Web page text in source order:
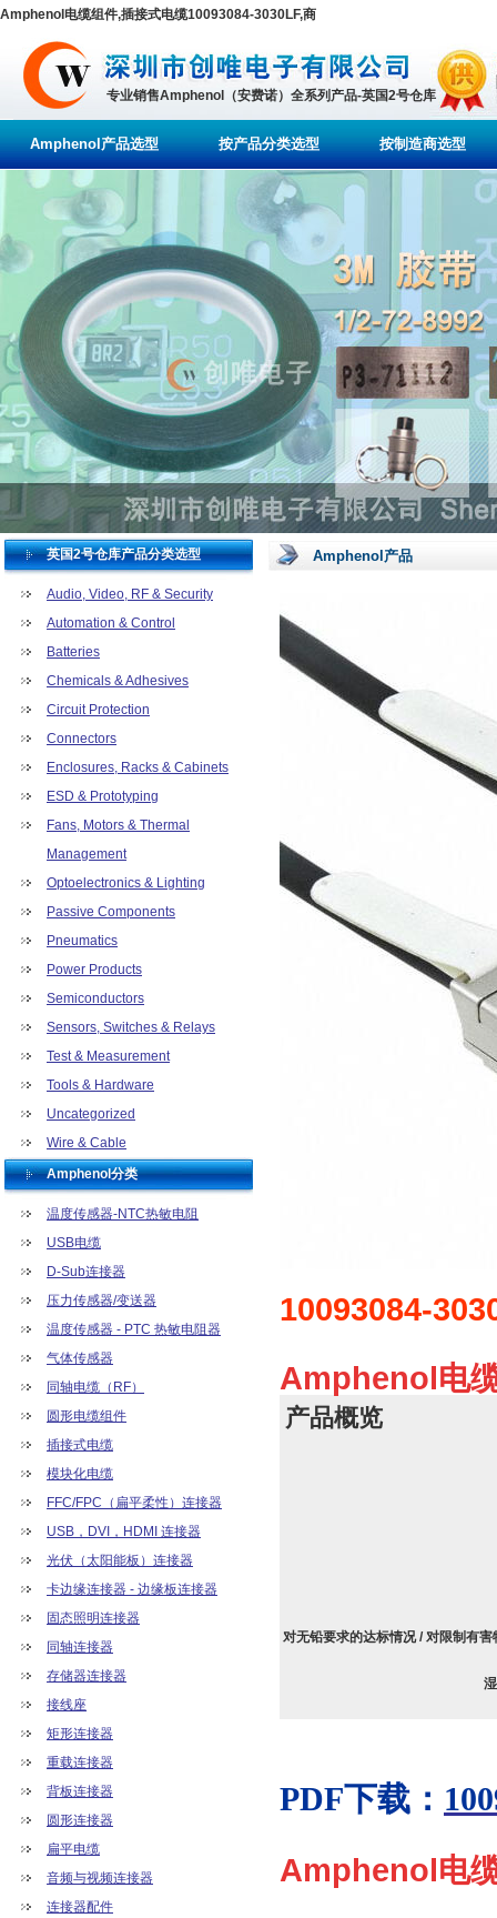
Amphenol电缆组件,插接式电缆10093084-3030LF,商
专业销售Amphenol（安费诺）全系列产品-英国2号仓库
Amphenol产品选型 按产品分类选型 按制造商选型
英国2号仓库产品分类选型
Audio, Video, RF & Security
Automation & Control
Batteries
Chemicals & Adhesives
Circuit Protection
Connectors
Enclosures, Racks & Cabinets
ESD & Prototyping
Fans, Motors & Thermal
Management
Optoelectronics & Lighting
Passive Components
Pneumatics
Power Products
Semiconductors
Sensors, Switches & Relays
Test & Measurement
Tools & Hardware
Uncategorized
Wire & Cable
Amphenol分类
温度传感器-NTC热敏电阻
USB电缆
D-Sub连接器
压力传感器/变送器
温度传感器 - PTC 热敏电阻器
气体传感器
同轴电缆（RF）
圆形电缆组件
插接式电缆
模块化电缆
FFC/FPC（扁平柔性）连接器
USB，DVI，HDMI 连接器
光伏（太阳能板）连接器
卡边缘连接器 - 边缘板连接器
固态照明连接器
同轴连接器
存储器连接器
接线座
矩形连接器
重载连接器
背板连接器
圆形连接器
扁平电缆
音频与视频连接器
连接器配件
Amphenol产品
10093084-
Amphenol电
产品概览
对无铅要求的达标情况 / 对限制有
PDF下载：
Amphenol电